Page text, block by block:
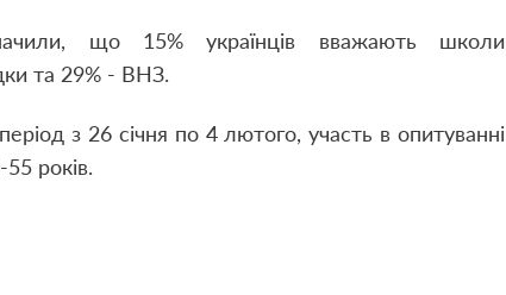
що 15% українців вважають школи
та 29% - ВНЗ.
з 26 січня по 4 лютого, участь в опитуванні
років.